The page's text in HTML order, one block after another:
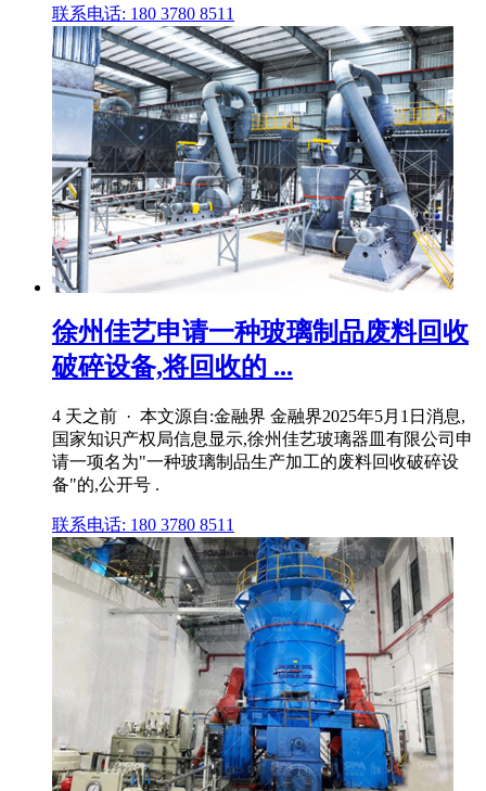
联系电话: 180 3780 8511
徐州佳艺申请一种玻璃制品废料回收
破碎设备,将回收的 ...
4 天之前 · 本文源自:金融界 金融界2025年5月1日消息,
国家知识产权局信息显示,徐州佳艺玻璃器皿有限公司申
请一项名为"一种玻璃制品生产加工的废料回收破碎设
备"的,公开号 .
联系电话: 180 3780 8511